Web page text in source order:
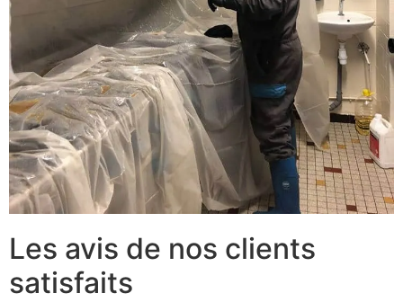
Les avis de nos clients
satisfaits